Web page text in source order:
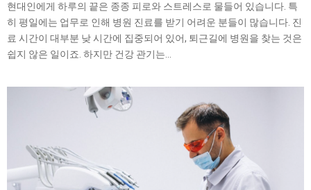
현대인에게 하루의 끝은 종종 피로와 스트레스로 물들어 있습니다. 특
히 평일에는 업무로 인해 병원 진료를 받기 어려운 분들이 많습니다. 진
료 시간이 대부분 낮 시간에 집중되어 있어, 퇴근길에 병원을 찾는 것은
쉽지 않은 일이죠. 하지만 건강 관기는...